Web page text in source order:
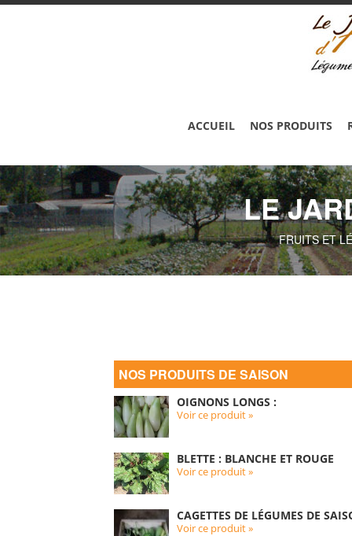
ACCUEIL NOS PRODUITS
LE
FRUITS ET
NOS PRODUITS DE SAISON
OIGNONS LONGS :
Voir ce produit »
BLETTE : BLANCHE ET ROUGE
Voir ce produit »
CAGETTES DE LÉGUMES DE
Voir ce produit »